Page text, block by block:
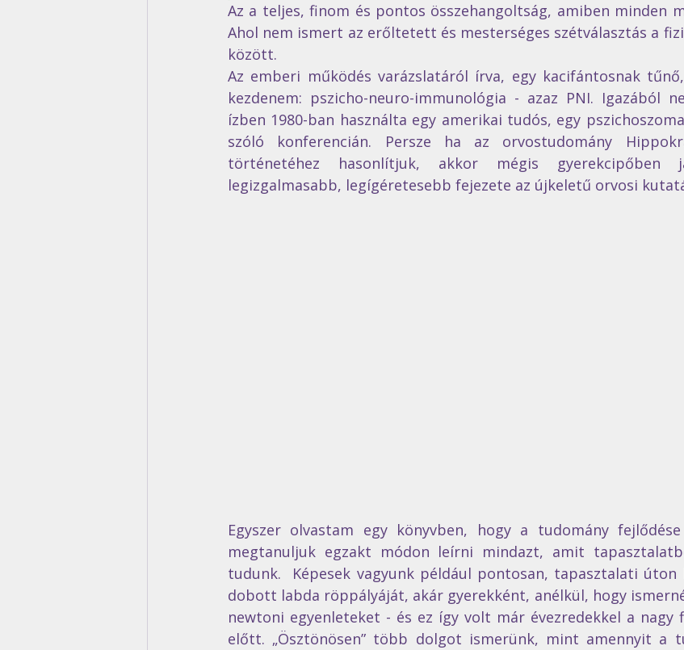
Az a teljes, finom és pontos összehangoltság, amiben minden
Ahol nem ismert az erőltetett és mesterséges szétválasztás a
között.
Az emberi működés varázslatáról írva, egy kacifántosnak
kezdenem: pszicho-neuro-immunológia - azaz PNI. Igazából
ízben 1980-ban használta egy amerikai tudós, egy
szóló konferencián. Persze ha az orvostudomány
történetéhez hasonlítjuk, akkor mégis
legizgalmasabb, legígéretesebb fejezete az újkeletű orvosi
Egyszer olvastam egy könyvben, hogy a tudomány
megtanuljuk egzakt módon leírni mindazt, amit
tudunk.  Képesek vagyunk például pontosan, tapasztalati
dobott labda röppályáját, akár gyerekként, anélkül, hogy
newtoni egyenleteket - és ez így volt már évezredekkel a nagy
előtt. „Ösztönösen” több dolgot ismerünk, mint amennyit a